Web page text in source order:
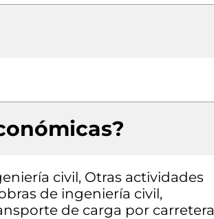
civil, Otras actividades
de ingeniería civil,
de carga por carretera